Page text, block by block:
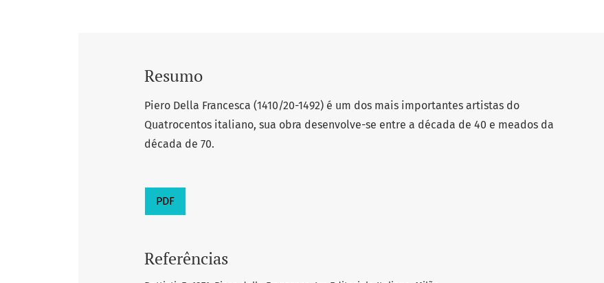
Resumo
Piero Della Francesca (1410/20-1492) é um dos mais importantes artistas do
Quatrocentos italiano, sua obra desenvolve-se entre a década de 40 e meados da
década de 70.
PDF
Referências